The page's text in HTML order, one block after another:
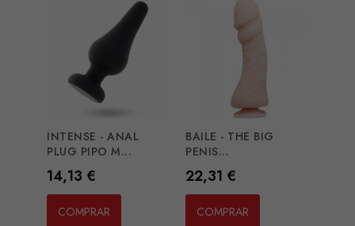
INTENSE - ANAL
PLUG PIPO M...
Preço
14,13 €
COMPRAR
BAILE - THE BIG
PENIS...
Preço
22,31 €
COMPRAR